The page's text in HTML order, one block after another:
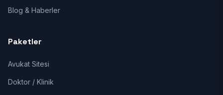
Blog & Haberler
Paketler
Avukat Sitesi
Doktor / Klinik